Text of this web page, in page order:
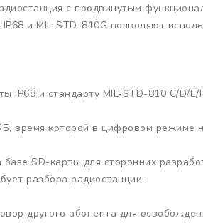
с продвинутым
и MIL-STD-810G позволяют
IP68 и стандарту MIL-STD-810 C/D/E/
время которой в цифровом режиме
SD-карты для сторонних
разбора радиостанции.
другого абонента для